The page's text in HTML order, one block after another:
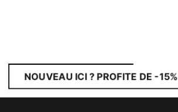
NOUVEAU ICI ? PROFITE DE -15%